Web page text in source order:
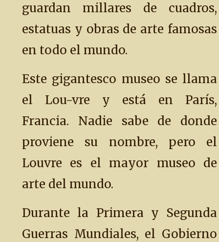
guardan millares de cuadros,
estatuas y obras de arte famosas
en todo el mundo.
Este gigantesco museo se llama
el Lou-vre y está en París,
Francia. Nadie sabe de donde
proviene su nombre, pero el
Louvre es el mayor museo de
arte del mundo.
Durante la Primera y Segunda
Guerras Mundiales, el Gobierno